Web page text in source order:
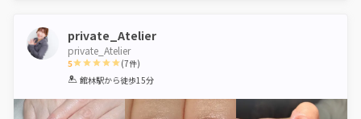
private_Atelier
private_Atelier
5
1 2 3 4 5
(7件)
館林駅から徒歩15分